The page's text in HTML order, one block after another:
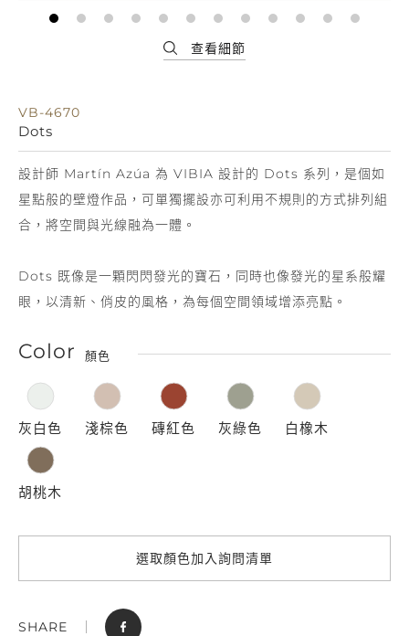
VB-4670
Dots
設計師 Martín Azúa 為 VIBIA 設計的 Dots 系列，是個如
星點般的壁燈作品，可單獨擺設亦可利用不規則的方式排列組
合，將空間與光線融為一體。
Dots 既像是一顆閃閃發光的寶石，同時也像發光的星系般耀
眼，以清新、俏皮的風格，為每個空間領域增添亮點。
Color 顏色
灰白色 淺棕色 磚紅色 灰綠色 白橡木
胡桃木
選取顏色加入詢問清單
SHARE